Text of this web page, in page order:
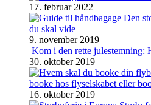
17. februar 2022
Den
du skal vide
9. november 2019
Kom i den rette julestemning:
30. oktober 2019
booke hos flyselskabet eller
16. oktober 2019